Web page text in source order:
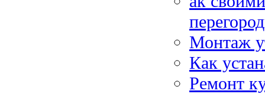
Монтаж
Как
Ремонт